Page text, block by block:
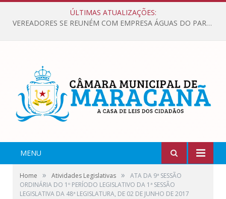
ÚLTIMAS ATUALIZAÇÕES:
VEREADORES SE REUNÉM COM EMPRESA ÁGUAS DO PARÁ, PARA APRESENTAR REIVINDICAÇÕES E MELHORIAS NA QUALIDADE DOS SERVIÇOS OFERECIDOS Á POPULAÇÃO.
MENU
Home » Atividades Legislativas »
ATA DA 9ª SESSÃO
ORDINÁRIA DO 1º PERÍODO LEGISLATIVO DA 1ª SESSÃO
LEGISLATIVA DA 48ª LEGISLATURA, DE 02 DE JUNHO DE 2017